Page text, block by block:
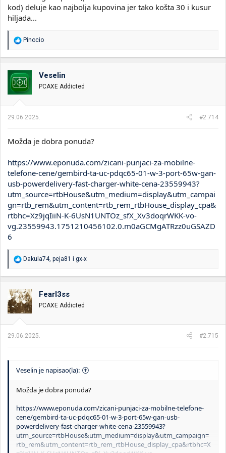
kod) deluje kao najbolja kupovina jer tako košta 30 i kusur
hiljada...
R
a
o
v
a
n
:
Pinocio
Veselin
PCAXE Addicted
29.06.2025. #2.714
Možda je dobra ponuda?
https://www.eponuda.com/zicani-punjaci-za-mobilne-
telefone-cene/gembird-ta-uc-pdqc65-01-w-3-port-65w-gan-
usb-powerdelivery-fast-charger-white-cena-23559943?
utm_source=rtbHouse&utm_medium=display&utm_campai
gn=rtb_rem&utm_content=rtb_rem_rtbHouse_display_cpa&
rtbhc=Xz9jqIiiN-K-6UsN1UNTOz_sfX_Xv3doqrWKK-vo-
vg.23559943.1751210456102.0.m0aGCMgATRzz0uGSAZD
6
R
o
v
a
n
:
Dakula74, peja81 i gx-x
Fearl3ss
PCAXE Addicted
29.06.2025. #2.715
Veselin je napisao(la):
Možda je dobra ponuda?
https://www.eponuda.com/zicani-punjaci-za-mobilne-telefone-
cene/gembird-ta-uc-pdqc65-01-w-3-port-65w-gan-usb-
powerdelivery-fast-charger-white-cena-23559943?
utm_source=rtbHouse&utm_medium=display&utm_campaign=
rtb_rem&utm_content=rtb_rem_rtbHouse_display_cpa&rtbhc=X